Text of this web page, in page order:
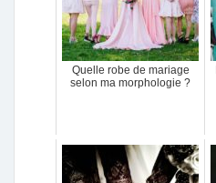
Quelle robe de mariage
selon ma morphologie ?